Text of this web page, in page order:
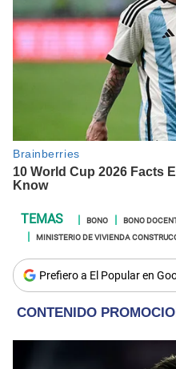
BONO BONO
MINISTERIO DE VIVIENDA
Prefiero a El Popular en